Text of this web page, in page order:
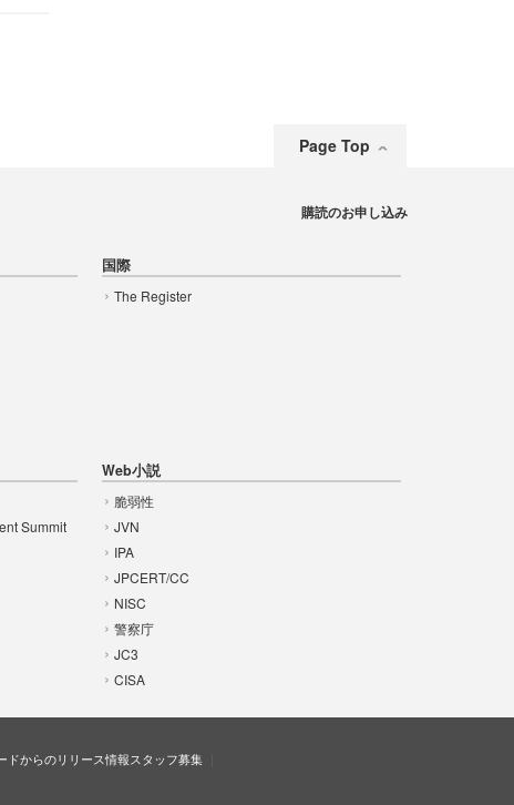
Page Top
国際
The Register
Summit
Web小説
脆弱性
JVN
IPA
JPCERT/CC
NISC
警察庁
JC3
CISA
購読のお申し込み
ドからのリリース情報スタッフ募集